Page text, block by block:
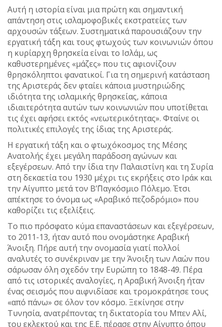
Αυτή η ιστορία είναι μια πρώτη και σημαντική
απάντηση στις ισλαμοφοβικές εκστρατείες των
αρχουσών τάξεων. Συστηματικά παρουσιάζουν την
εργατική τάξη και τους φτωχούς των κοινωνιών όπου
η κυρίαρχη θρησκεία είναι το Ισλάμ, ως
καθυστερημένες «μάζες» που τις αφιονίζουν
θρησκόληπτοι φανατικοί. Για τη σημερινή κατάσταση
της Αριστεράς δεν φταίει κάποια μυστηριώδης
ιδιότητα της ισλαμικής θρησκείας, κάποια
ιδιαιτερότητα αυτών των κοινωνιών που υποτίθεται
τις έχει αφήσει εκτός «νεωτερικότητας». Φταίνε οι
πολιτικές επιλογές της ίδιας της Αριστεράς.
Η εργατική τάξη και ο φτωχόκοσμος της Μέσης
Ανατολής έχει μεγάλη παράδοση αγώνων και
εξεγέρσεων. Από την ίδια την Παλαιστίνη και τη Συρία
στη δεκαετία του 1930 μέχρι τις εκρήξεις στο Ιράκ και
την Αίγυπτο μετά τον Β’΄Παγκόσμιο Πόλεμο. Έτσι
απέκτησε το όνομα ως «Αραβικό πεζοδρόμιο» που
καθορίζει τις εξελίξεις.
Το πιο πρόσφατο κύμα επαναστάσεων και εξεγέρσεων,
το 2011-13, ήταν αυτό που ονομάστηκε Αραβική
Άνοιξη. Πήρε αυτή την ονομασία γιατί πολλοί
αναλυτές το συνέκριναν με την Άνοιξη των Λαών που
σάρωσαν όλη σχεδόν την Ευρώπη το 1848-49. Πέρα
από τις ιστορικές αναλογίες, η Αραβική Άνοιξη ήταν
ένας σεισμός που αιφνιδίασε και τρομοκράτησε τους
«από πάνω» σε όλον τον κόσμο. Ξεκίνησε στην
Τυνησία, ανατρέποντας τη δικτατορία του Μπεν Αλί,
του εκλεκτού και της Ε.Ε, πέρασε στην Αίγυπτο όπου